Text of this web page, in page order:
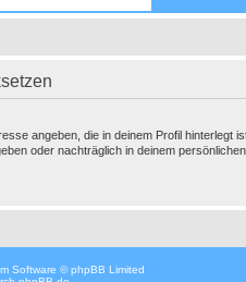
angeben, die in deinem Profil hinterlegt
oder nachträglich in deinem
Software © phpBB Limited